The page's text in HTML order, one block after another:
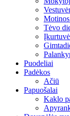
Tėvo
Puodeliai
Padėkos
Ačiū
Papuošalai
Kaklo